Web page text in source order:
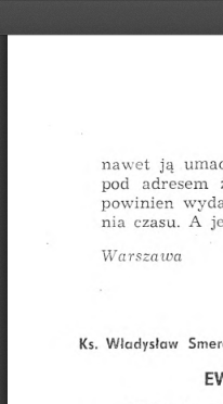
nawet ją
pod
adresem
powinien
nia czasu. A
Warszawa
Ks. Władysław